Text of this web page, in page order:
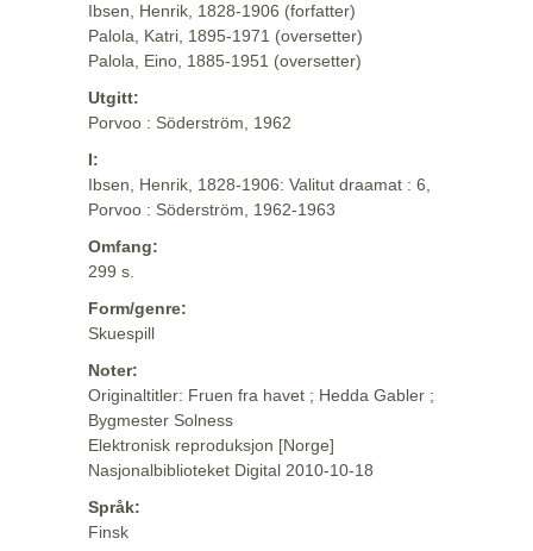
Ibsen, Henrik, 1828-1906 (forfatter)
Palola, Katri, 1895-1971 (oversetter)
Palola, Eino, 1885-1951 (oversetter)
Utgitt:
Porvoo : Söderström, 1962
I:
Ibsen, Henrik, 1828-1906: Valitut draamat : 6,
Porvoo : Söderström, 1962-1963
Omfang:
299 s.
Form/genre:
Skuespill
Noter:
Originaltitler: Fruen fra havet ; Hedda Gabler ;
Bygmester Solness
Elektronisk reproduksjon [Norge]
Nasjonalbiblioteket Digital 2010-10-18
Språk:
Finsk